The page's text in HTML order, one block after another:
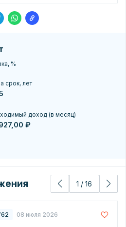
%
срок, лет
доход (в месяц)
₽
1 / 16
08 июля 2026